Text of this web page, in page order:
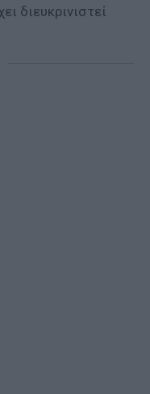
διευκρινιστεί